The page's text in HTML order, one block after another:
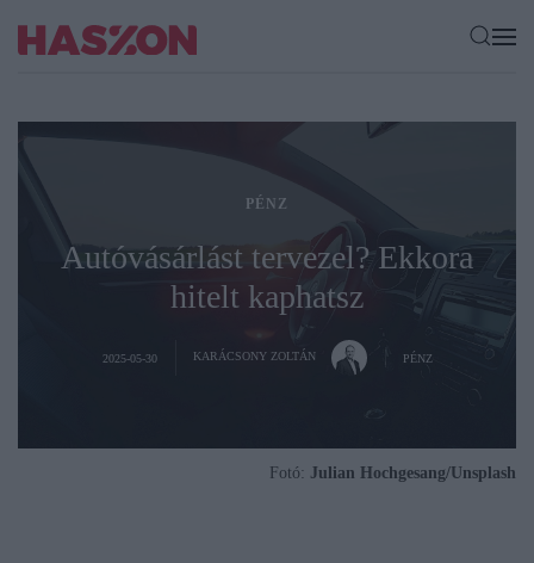
PÉNZ
Autóvásárlást tervezel? Ekkora
hitelt kaphatsz
2025-05-30 KARÁCSONY ZOLTÁN PÉNZ
Fotó: Julian Hochgesang/Unsplash